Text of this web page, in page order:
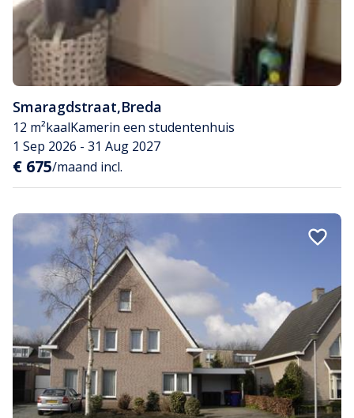
Smaragdstraat,Breda
12 m²kaalKamerin een studentenhuis
1 Sep 2026 - 31 Aug 2027
€ 675/maand incl.